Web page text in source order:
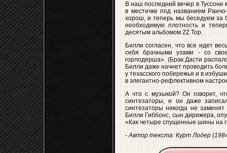
В наш последний вечер в
в местечке под названием
хорош, и теперь мы беседуем за
необходимую плотность и
десятым альбомом ZZ Top.
Билли согласен, что все идет
себя брачными узами - со
горлодерша». (Брак Дасти
Билли даже начнет проводить
у техасского побережья и в
в элегантно-рефлективном
А что с музыкой? Он говорит,
синтезаторы, и он даже
синтезаторы никогда не
Билли Гиббонс, сын дирижера,
«Как четыре спущенные шины на
- Автор текста: Курт Лодер